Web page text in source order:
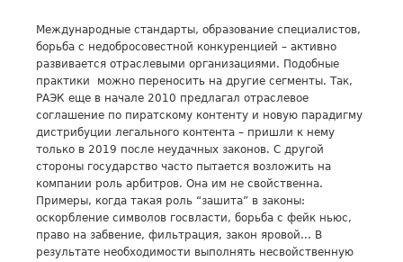
Международные стандарты, образование специалистов,
борьба с недобросовестной конкуренцией – активно
развивается отраслевыми организациями. Подобные
практики можно переносить на другие сегменты. Так,
РАЭК еще в начале 2010 предлагал отраслевое
соглашение по пиратскому контенту и новую парадигму
дистрибуции легального контента – пришли к нему
только в 2019 после неудачных законов. С другой
стороны государство часто пытается возложить на
компании роль арбитров. Она им не свойственна.
Примеры, когда такая роль “зашита” в законы:
оскорбление символов госвласти, борьба с фейк ньюс,
право на забвение, фильтрация, закон яровой... В
результате необходимости выполнять несвойственную